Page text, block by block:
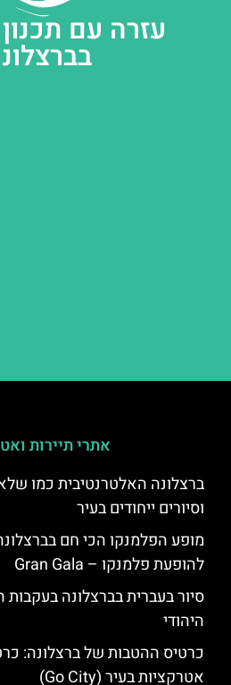
עזרה עם
אתרי תיירות
ברצלונה האלטרנטיבית כמו
וסיורים ייחודים בעיר
מופע הפלמנקו הכי חם
להופעת פלמנקו – Gran Gala
סיור בעברית בברצלונה בעקבות
היהודי
כרטיס ההטבות של ברצלונה:
אטרקציות בעיר (Go City)